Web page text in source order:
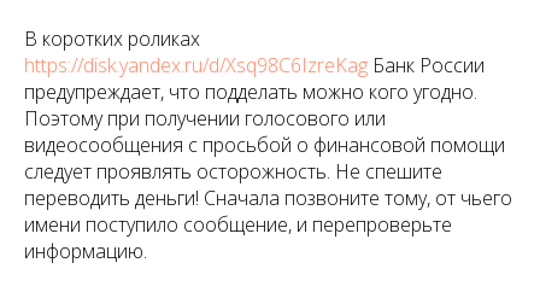
В коротких роликах
https://disk.yandex.ru/d/Xsq98C6IzreKag Банк России
предупреждает, что подделать можно кого угодно.
Поэтому при получении голосового или
видеосообщения с просьбой о финансовой помощи
следует проявлять осторожность. Не спешите
переводить деньги! Сначала позвоните тому, от чьего
имени поступило сообщение, и перепроверьте
информацию.